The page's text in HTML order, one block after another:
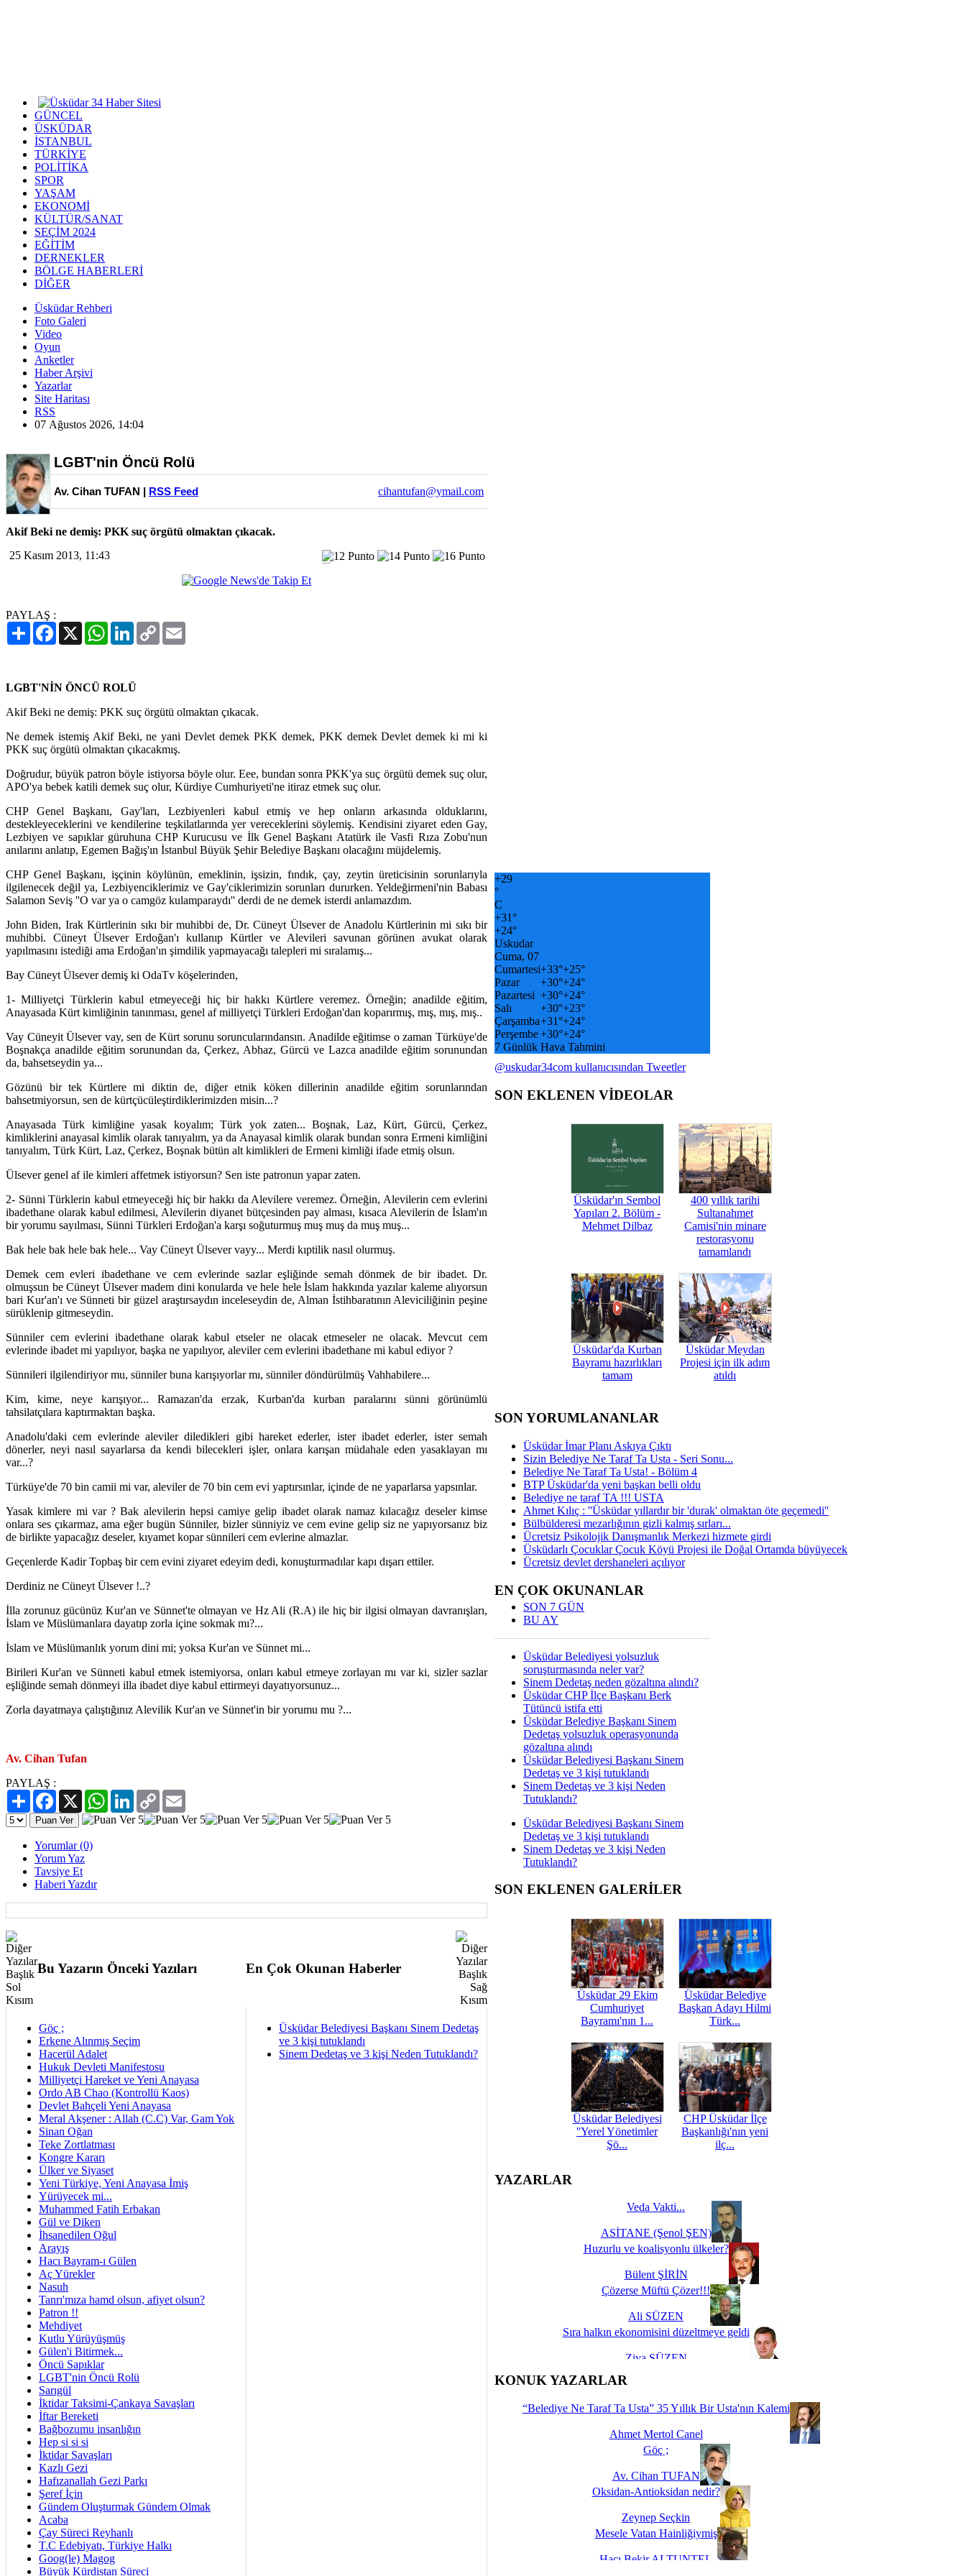
GÜNCEL
ÜSKÜDAR
İSTANBUL
TÜRKİYE
POLİTİKA
SPOR
YAŞAM
EKONOMİ
KÜLTÜR/SANAT
SEÇİM 2024
EĞİTİM
DERNEKLER
BÖLGE HABERLERİ
DİĞER
Üsküdar Rehberi
Foto Galeri
Video
Oyun
Anketler
Haber Arşivi
Yazarlar
Site Haritası
RSS
07 Ağustos 2026, 14:04
LGBT'nin Öncü Rolü
Av. Cihan TUFAN | RSS Feed cihantufan@ymail.com
Akif Beki ne demiş: PKK suç örgütü olmaktan çıkacak.
25 Kasım 2013, 11:43
PAYLAŞ :
PaylaşFacebook
X WhatsAppLinkedIn
Copy
Link
LGBT'NİN ÖNCÜ ROLÜ
Akif Beki ne demiş: PKK suç örgütü olmaktan çıkacak.
Ne demek istemiş Akif Beki, ne yani Devlet demek PKK demek, PKK demek Devlet demek ki mi ki
PKK suç örgütü olmaktan çıkacakmış.
Doğrudur, büyük patron böyle istiyorsa böyle olur. Eee, bundan sonra PKK'ya suç örgütü demek suç olur,
APO'ya bebek katili demek suç olur, Kürdiye Cumhuriyeti'ne itiraz etmek suç olur.
CHP Genel Başkanı, Gay'ları, Lezbiyenleri kabul etmiş ve hep onların arkasında olduklarını,
destekleyeceklerini ve kendilerine teşkilatlarında yer vereceklerini söylemiş. Kendisini ziyaret eden Gay,
Lezbiyen ve sapıklar güruhuna CHP Kurucusu ve İlk Genel Başkanı Atatürk ile Vasfi Rıza Zobu'nun
anılarını anlatıp, Egemen Bağış'ın İstanbul Büyük Şehir Belediye Başkanı olacağını müjdelemiş.
CHP Genel Başkanı, işçinin köylünün, emeklinin, işsizin, fındık, çay, zeytin üreticisinin sorunlarıyla
ilgilenecek değil ya, Lezbiyenciklerimiz ve Gay'ciklerimizin sorunları dururken. Yeldeğirmeni'nin Babası
Salamon Seviş ''O var ya o camgöz kulamparaydı'' derdi de ne demek isterdi anlamazdım.
John Biden, Irak Kürtlerinin sıkı bir muhibbi de, Dr. Cüneyt Ülsever de Anadolu Kürtlerinin mi sıkı bir
muhibbi. Cüneyt Ülsever Erdoğan'ı kullanıp Kürtler ve Alevileri savunan görünen avukat olarak
yapılmasını istediği ama Erdoğan'ın şimdilik yapmayacağı talepleri mi sıralamış...
Bay Cüneyt Ülsever demiş ki OdaTv köşelerinden,
1- Milliyetçi Türklerin kabul etmeyeceği hiç bir hakkı Kürtlere veremez. Örneğin; anadilde eğitim,
Anayasada Kürt kimliğinin tanınması, genel af milliyetçi Türkleri Erdoğan'dan koparırmış, mış, mış, mış..
Vay Cüneyit Ülsever vay, sen de Kürt sorunu soruncularındansın. Anadilde eğitimse o zaman Türküye'de
Boşnakça anadilde eğitim sorunundan da, Çerkez, Abhaz, Gürcü ve Lazca anadilde eğitim sorunundan
da, bahsetseydin ya...
Gözünü bir tek Kürtlere mi diktin de, diğer etnik köken dillerinin anadilde eğitim sorunlarından
bahsetmiyorsun, sen de kürtçücüleştirdiklerimizden misin...?
Anayasada Türk kimliğine yasak koyalım; Türk yok zaten... Boşnak, Laz, Kürt, Gürcü, Çerkez,
kimliklerini anayasal kimlik olarak tanıyalım, ya da Anayasal kimlik olarak bundan sonra Ermeni kimliğini
tanıyalım, Türk Kürt, Laz, Çerkez, Boşnak bütün alt kimlikleri de Ermeni kimliği ifade etmiş olsun.
Ülsever genel af ile kimleri affetmek istiyorsun? Sen iste patronun yapar zaten.
2- Sünni Türklerin kabul etmeyeceği hiç bir hakkı da Alevilere veremez. Örneğin, Alevilerin cem evlerini
ibadethane olarak kabul edilmesi, Alevilerin diyanet bütçesinden pay alması, kısaca Alevilerin de İslam'ın
bir yorumu sayılması, Sünni Türkleri Erdoğan'a karşı soğuturmuş muş muş da muş muş...
Bak hele bak hele bak hele... Vay Cüneyt Ülsever vayy... Merdi kıptilik nasıl olurmuş.
Demek cem evleri ibadethane ve cem evlerinde sazlar eşliğinde semah dönmek de bir ibadet. Dr.
olmuşsun be Cüneyt Ülsever madem dini konularda ve hele hele İslam hakkında yazılar kaleme alıyorsun
bari Kur'an'ı ve Sünneti bir güzel araştırsaydın inceleseydin de, Alman İstihbaratının Aleviciliğinin peşine
sürüklenip gitmeseydin.
Sünniler cem evlerini ibadethane olarak kabul etseler ne olacak etmeseler ne olacak. Mevcut cem
evlerinde ibadet mi yapılıyor, başka ne yapılıyor, aleviler cem evlerini ibadethane mi kabul ediyor ?
Sünnileri ilgilendiriyor mu, sünniler buna karışıyorlar mı, sünniler döndürülmüş Vahhabilere...
Kim, kime, neye karışıyor... Ramazan'da erzak, Kurban'da kurban paralarını sünni görünümlü
tahsilatçılara kaptırmaktan başka.
Anadolu'daki cem evlerinde aleviler diledikleri gibi hareket ederler, ister ibadet ederler, ister semah
dönerler, neyi nasıl sayarlarsa da kendi bilecekleri işler, onlara karışan müdahale eden yasaklayan mı
var...?
Türküye'de 70 bin camii mi var, aleviler de 70 bin cem evi yaptırsınlar, içinde de ne yaparlarsa yapsınlar.
Yasak kimlere mi var ? Bak alevilerin hepsi camiye gelip ibadet olarak namaz kılacağız deseler kimse
onlara ses çıkarmaz, ama eğer bugün Sünniler, bizler sünniyiz ve cem evine gelip siz ne yapıyorsanız biz
de birlikte yapacağız deseler, kıyamet kopar sünnileri cem evlerine almazlar.
Geçenlerde Kadir Topbaş bir cem evini ziyaret edeyim dedi, konuşturmadılar kapı dışarı ettiler.
Derdiniz ne Cüneyt Ülsever !..?
İlla zorunuz gücünüz Kur'an ve Sünnet'te olmayan ve Hz Ali (R.A) ile hiç bir ilgisi olmayan davranışları,
İslam ve Müslümanlara dayatıp zorla içine sokmak mı?...
İslam ve Müslümanlık yorum dini mi; yoksa Kur'an ve Sünnet mi...
Birileri Kur'an ve Sünneti kabul etmek istemiyorsa, onları kabul etmeye zorlayan mı var ki, sizler sazlar
eşliğinde semah dönmeyi illa ibadet diye kabul ettirmeyi dayatıyorsunuz...
Zorla dayatmaya çalıştığınız Alevilik Kur'an ve Sünnet'in bir yorumu mu ?...
Av. Cihan Tufan
PAYLAŞ :
PaylaşFacebook
X WhatsAppLinkedIn
Copy
Link
Yorumlar (0)
Yorum Yaz
Tavsiye Et
Haberi Yazdır
Bu Yazarın Önceki Yazıları En Çok Okunan Haberler
Göç ;
Erkene Alınmış Seçim
Hacerül Adalet
Hukuk Devleti Manifestosu
Milliyetçi Hareket ve Yeni Anayasa
Ordo AB Chao (Kontrollü Kaos)
Devlet Bahçeli Yeni Anayasa
Meral Akşener : Allah (C.C) Var, Gam Yok
Sinan Oğan
Teke Zortlatması
Kongre Kararı
Ülker ve Siyaset
Yeni Türkiye, Yeni Anayasa İmiş
Yürüyecek mi...
Muhammed Fatih Erbakan
Gül ve Diken
İhsanedilen Oğul
Arayış
Hacı Bayram-ı Gülen
Aç Yürekler
Nasuh
Tanrı'mıza hamd olsun, afiyet olsun?
Patron !!
Mehdiyet
Kutlu Yürüyüşmüş
Gülen'i Bitirmek...
Öncü Sapıklar
LGBT'nin Öncü Rolü
Sarıgül
İktidar Taksimi-Çankaya Savaşları
İftar Bereketi
Bağbozumu insanlığın
Hep si si si
İktidar Savaşları
Kazlı Gezi
Hafızanallah Gezi Parkı
Şeref İçin
Gündem Oluşturmak Gündem Olmak
Acaba
Çay Süreci Reyhanlı
T.C Edebiyatı, Türkiye Halkı
Goog(le) Magog
Büyük Kürdistan Süreci
Üsküdar Belediyesi Başkanı Sinem Dedetaş
ve 3 kişi tutuklandı
Sinem Dedetaş ve 3 kişi Neden Tutuklandı?
+29
°
C
+31°
+24°
Uskudar
Cuma, 07
Cumartesi+33°+25°
Pazar
+30°+24°
Pazartesi +30°+24°
Salı
+30°+23°
Çarşamba+31°+24°
Perşembe+30°+24°
7 Günlük Hava Tahmini
@uskudar34com kullanıcısından Tweetler
SON EKLENEN VİDEOLAR
Üsküdar'ın Sembol
Yapıları 2. Bölüm -
Mehmet Dilbaz
400 yıllık tarihi
Sultanahmet
Camisi'nin minare
restorasyonu
tamamlandı
Üsküdar'da Kurban
Bayramı hazırlıkları
tamam
Üsküdar Meydan
Projesi için ilk adım
atıldı
SON YORUMLANANLAR
Üsküdar İmar Planı Askıya Çıktı
Sizin Belediye Ne Taraf Ta Usta - Seri Sonu...
Belediye Ne Taraf Ta Usta! - Bölüm 4
BTP Üsküdar'da yeni başkan belli oldu
Belediye ne taraf TA !!! USTA
Ahmet Kılıç : ''Üsküdar yıllardır bir 'durak' olmaktan öte geçemedi''
Bülbülderesi mezarlığının gizli kalmış sırları...
Ücretsiz Psikolojik Danışmanlık Merkezi hizmete girdi
Üsküdarlı Çocuklar Çocuk Köyü Projesi ile Doğal Ortamda büyüyecek
Ücretsiz devlet dershaneleri açılıyor
EN ÇOK OKUNANLAR
SON 7 GÜN
BU AY
Üsküdar Belediyesi yolsuzluk
soruşturmasında neler var?
Sinem Dedetaş neden gözaltına alındı?
Üsküdar CHP İlçe Başkanı Berk
Tütüncü istifa etti
Üsküdar Belediye Başkanı Sinem
Dedetaş yolsuzluk operasyonunda
gözaltına alındı
Üsküdar Belediyesi Başkanı Sinem
Dedetaş ve 3 kişi tutuklandı
Sinem Dedetaş ve 3 kişi Neden
Tutuklandı?
Üsküdar Belediyesi Başkanı Sinem
Dedetaş ve 3 kişi tutuklandı
Sinem Dedetaş ve 3 kişi Neden
Tutuklandı?
SON EKLENEN GALERİLER
Üsküdar 29 Ekim
Cumhuriyet
Bayramı'nın 1...
Üsküdar Belediye
Başkan Adayı Hilmi
Türk...
Üsküdar Belediyesi
''Yerel Yönetimler
Şö...
CHP Üsküdar İlçe
Başkanlığı'nın yeni
ilç...
YAZARLAR
Veda Vakti...
ASİTANE (Şenol ŞEN)
Huzurlu ve koalisyonlu ülkeler?
Bülent ŞİRİN
Çözerse Müftü Çözer!!!
Ali SÜZEN
Sıra halkın ekonomisini düzeltmeye geldi
Ziya SÜZEN
İşte Biz buyuz...
KONUK YAZARLAR
“Belediye Ne Taraf Ta Usta” 35 Yıllık Bir Usta'nın Kalemi
Ahmet Mertol Canel
Göç ;
Av. Cihan TUFAN
Oksidan-Antioksidan nedir?
Zeynep Seçkin
Mesele Vatan Hainliğiymiş
Hacı Bekir ALTUNTEL